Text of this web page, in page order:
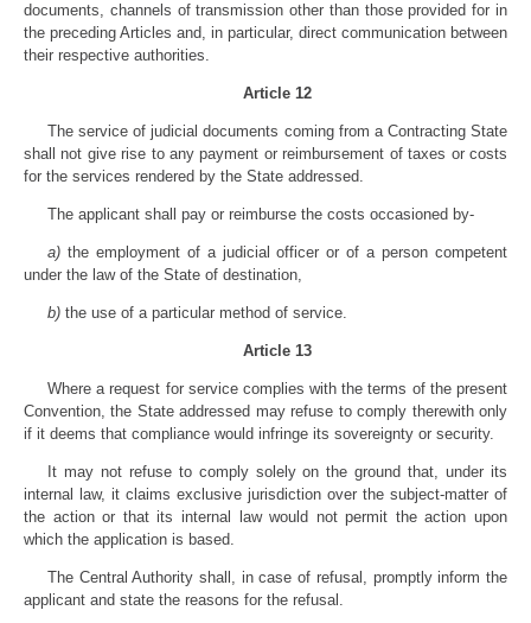
documents, channels of transmission other than those provided for in
the preceding Articles and, in particular, direct communication between
their respective authorities.
Article 12
The service of judicial documents coming from a Contracting State
shall not give rise to any payment or reimbursement of taxes or costs
for the services rendered by the State addressed.
The applicant shall pay or reimburse the costs occasioned by-
a) the employment of a judicial officer or of a person competent
under the law of the State of destination,
b) the use of a particular method of service.
Article 13
Where a request for service complies with the terms of the present
Convention, the State addressed may refuse to comply therewith only
if it deems that compliance would infringe its sovereignty or security.
It may not refuse to comply solely on the ground that, under its
internal law, it claims exclusive jurisdiction over the subject-matter of
the action or that its internal law would not permit the action upon
which the application is based.
The Central Authority shall, in case of refusal, promptly inform the
applicant and state the reasons for the refusal.